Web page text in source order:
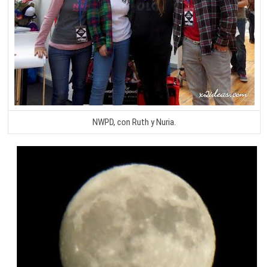
NWPD, con Ruth y Nuria.